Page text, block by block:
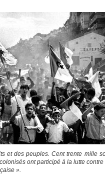
et des peuples. Cent trente mille
ont participé à la lutte
».